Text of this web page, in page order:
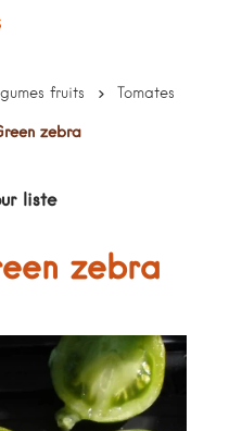
fruits Tomates
zebra
liste
zebra